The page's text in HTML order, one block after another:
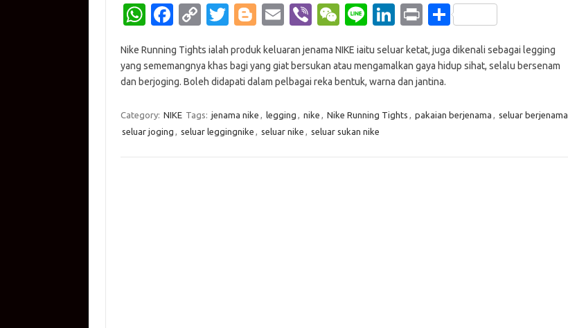
W
at
s
p
Fa
e
b
o
C
p
y
n
T
it
te
Bl
g
g
E
ail
Vi
er
W
C
h
Li
e
Li
k
e
n
Pr
t
S
ar
Nike Running Tights ialah produk keluaran jenama NIKE iaitu seluar ketat, juga dikenali sebagai legging
yang sememangnya khas bagi yang giat bersukan atau mengamalkan gaya hidup sihat, selalu bersenam
dan berjoging. Boleh didapati dalam pelbagai reka bentuk, warna dan jantina.
Category: NIKE Tags: jenama nike , legging , nike , Nike Running Tights , pakaian berjenama , seluar berjenama
seluar joging , seluar leggingnike , seluar nike , seluar sukan nike